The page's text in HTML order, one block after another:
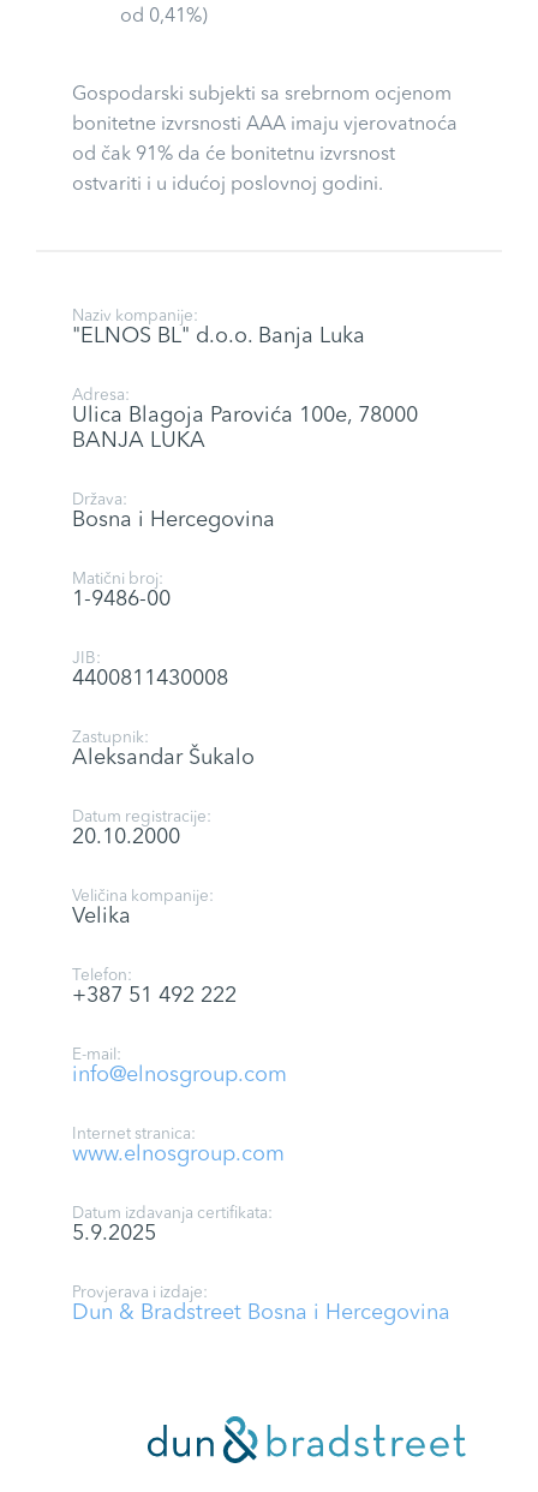
od 0,41%)
Gospodarski subjekti sa srebrnom ocjenom
bonitetne izvrsnosti AAA imaju vjerovatnoća
od čak 91% da će bonitetnu izvrsnost
ostvariti i u idućoj poslovnoj godini.
Naziv kompanije:
"ELNOS BL" d.o.o. Banja Luka
Adresa:
Ulica Blagoja Parovića 100e, 78000
BANJA LUKA
Država:
Bosna i Hercegovina
Matični broj:
1-9486-00
JIB:
4400811430008
Zastupnik:
Aleksandar Šukalo
Datum registracije:
20.10.2000
Veličina kompanije:
Velika
Telefon:
+387 51 492 222
E-mail:
info@elnosgroup.com
Internet stranica:
www.elnosgroup.com
Datum izdavanja certifikata:
5.9.2025
Provjerava i izdaje:
Dun & Bradstreet Bosna i Hercegovina